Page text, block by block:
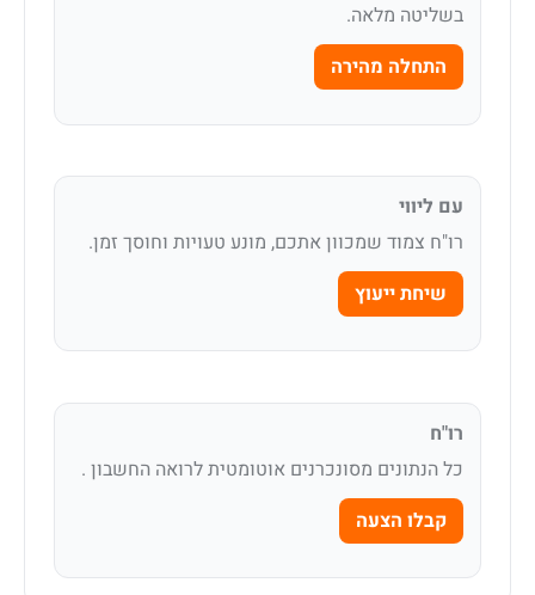
בשליטה מלאה.
התחלה מהירה
עם ליווי
רו"ח צמוד שמכוון אתכם, מונע טעויות וחוסך זמן.
שיחת ייעוץ
רו"ח
כל הנתונים מסונכרנים אוטומטית לרואה החשבון .
קבלו הצעה